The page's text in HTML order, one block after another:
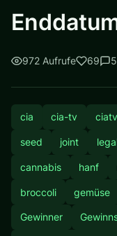
972 Aufrufe 69
cia cia-tv ciatv
seed joint
cannabis hanf
broccoli gemüse
Gewinner